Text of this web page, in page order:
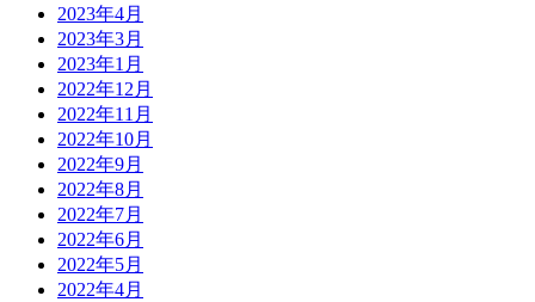
2023年4月
2023年3月
2023年1月
2022年12月
2022年11月
2022年10月
2022年9月
2022年8月
2022年7月
2022年6月
2022年5月
2022年4月